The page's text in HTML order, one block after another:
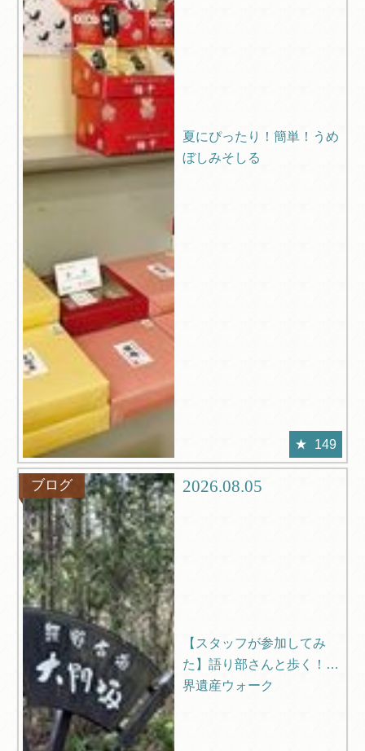
夏にぴったり！簡単！うめ
ぼしみそしる
149
ブログ 2026.08.05
【スタッフが参加してみ
た】語り部さんと歩く！世
界遺産ウォーク